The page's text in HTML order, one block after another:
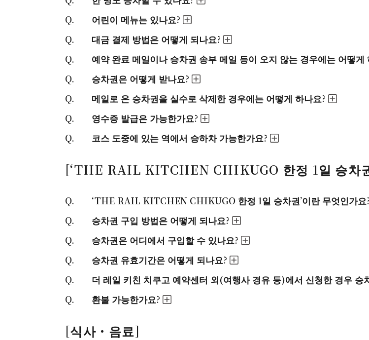
어린이 메뉴는 있나요?
대금 결제 방법은 어떻게 되나요?
예약 완료 메일이나 승차권 송부 메일 등이 오지 않는 경우에는 어떻게
승차권은 어떻게 받나요?
메일로 온 승차권을 실수로 삭제한 경우에는 어떻게 하나요?
영수증 발급은 가능한가요?
코스 도중에 있는 역에서 승하차 가능한가요?
[‘THE RAIL KITCHEN CHIKUGO 한정 1일 승차
‘THE RAIL KITCHEN CHIKUGO 한정 1일 승차권’이란 무엇인가요
승차권 구입 방법은 어떻게 되나요?
승차권은 어디에서 구입할 수 있나요?
승차권 유효기간은 어떻게 되나요?
더 레일 키친 치쿠고 예약센터 외(여행사 경유 등)에서 신청한 경우 승
환불 가능한가요?
[식사・음료]